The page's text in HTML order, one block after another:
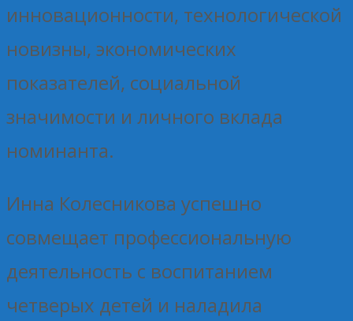
инновационности, технологической
новизны, экономических
показателей, социальной
значимости и личного вклада
номинанта.
Инна Колесникова успешно
совмещает профессиональную
деятельность с воспитанием
четверых детей и наладила